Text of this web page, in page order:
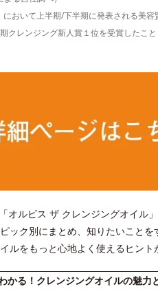
おいて上半期/下半期に発表される美
クレンジング新人賞１位を受賞したこ
オルビス ザ クレンジングオイル
ック別にまとめ、知りたいこと
ルをもっと心地よく使えるヒン
かる！クレンジングオイルの魅力